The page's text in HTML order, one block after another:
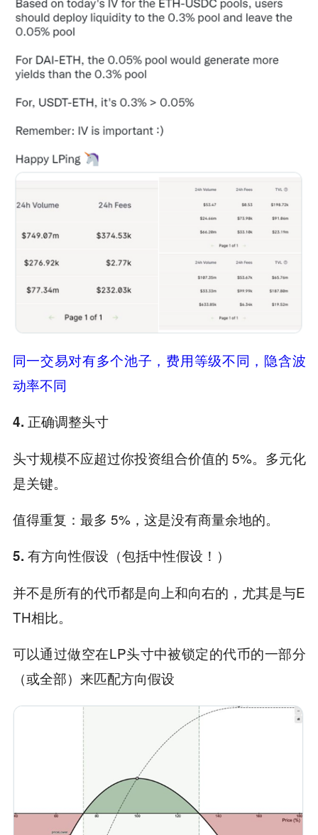
同一交易对有多个池子，费用等级不同，隐含波
动率不同
4. 正确调整头寸
头寸规模不应超过你投资组合价值的 5%。多元化
是关键。
值得重复：最多 5%，这是没有商量余地的。
5. 有方向性假设（包括中性假设！）
并不是所有的代币都是向上和向右的，尤其是与E
TH相比。
可以通过做空在LP头寸中被锁定的代币的一部分
（或全部）来匹配方向假设